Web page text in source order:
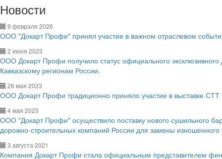
Новости
9 февраля 2026
ООО "Докарт Профи" принял участие в важном отраслевом
2 июня 2023
ООО Докарт Профи получило статус официального
Кавказскому регионам России.
26 мая 2023
ООО Докарт Профи традиционно приняло участие в выставке СТТ
4 мая 2023
ООО "Докарт Профи" осуществило поставку нового сушильного
дорожно-строительных компаний России для замены
3 августа 2021
Компания Докарт Профи стала официальным представителем